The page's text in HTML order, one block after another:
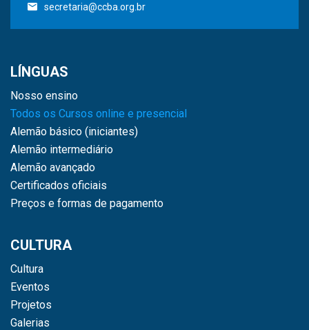
secretaria@ccba.org.br
LÍNGUAS
Nosso ensino
Todos os Cursos online e presencial
Alemão básico (iniciantes)
Alemão intermediário
Alemão avançado
Certificados oficiais
Preços e formas de pagamento
CULTURA
Cultura
Eventos
Projetos
Galerias